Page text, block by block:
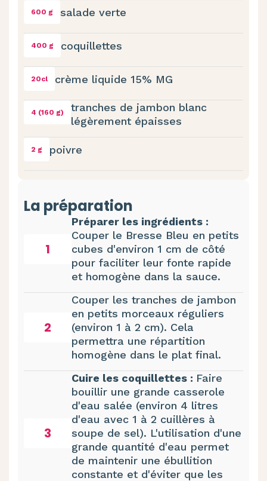
600 g salade verte
400 g coquillettes
20cl crème liquide 15% MG
4 (160 g)
tranches de jambon blanc
légèrement épaisses
2 g poivre
La préparation
1
Préparer les ingrédients :
Couper le Bresse Bleu en petits
cubes d'environ 1 cm de côté
pour faciliter leur fonte rapide
et homogène dans la sauce.
2
Couper les tranches de jambon
en petits morceaux réguliers
(environ 1 à 2 cm). Cela
permettra une répartition
homogène dans le plat final.
3
Cuire les coquillettes : Faire
bouillir une grande casserole
d'eau salée (environ 4 litres
d'eau avec 1 à 2 cuillères à
soupe de sel). L'utilisation d'une
grande quantité d'eau permet
de maintenir une ébullition
constante et d'éviter que les